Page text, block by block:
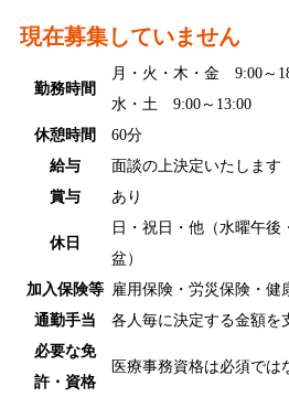
現在募集していません
勤務時間
月・火・木・金 9:00～
水・土 9:00～13:00
休憩時間
60分
給与
面談の上決定いたします
賞与
あり
休日
日・祝日・他（水曜午後
盆）
加入保険等 雇用保険・労災保険・健
通勤手当
各人毎に決定する金額を
必要な免
許・資格
医療事務資格は必須で